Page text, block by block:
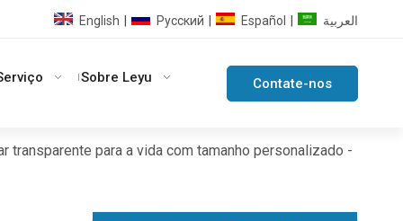
English Pусский Español العربية
Sobre Leyu Contate-nos
transparente para a vida com tamanho personalizado -